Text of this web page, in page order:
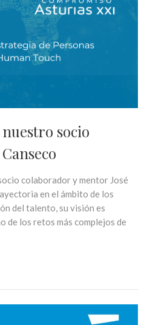
socio
colaborador y mentor José
en el ámbito de los
del talento, su visión es
de los retos más complejos de